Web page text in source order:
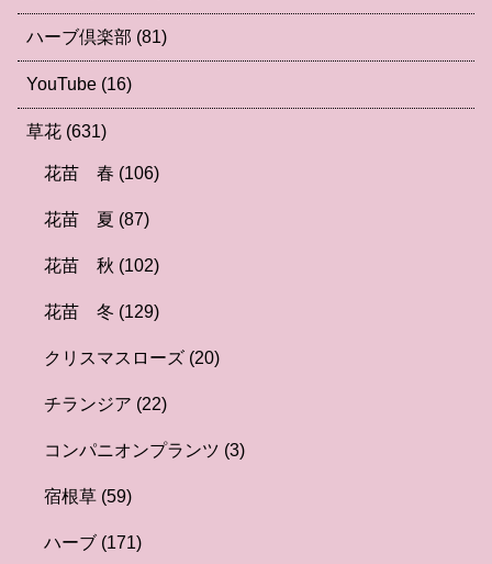
ハーブ倶楽部 (81)
YouTube (16)
草花 (631)
花苗 春 (106)
花苗 夏 (87)
花苗 秋 (102)
花苗 冬 (129)
クリスマスローズ (20)
チランジア (22)
コンパニオンプランツ (3)
宿根草 (59)
ハーブ (171)